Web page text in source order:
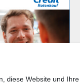
diese Website und Ihre